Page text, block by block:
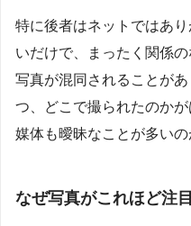
特に後者はネットではあ
いだけで、まったく関係
写真が混同されることが
つ、どこで撮られたのか
媒体も曖昧なことが多いの
なぜ写真がこれほど注